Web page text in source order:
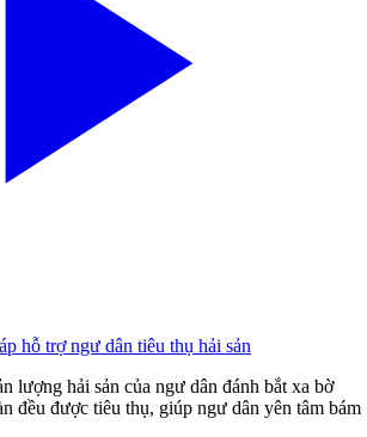
hỗ trợ ngư dân tiêu thụ hải sản
lượng hải sản của ngư dân đánh bắt xa bờ
đều được tiêu thụ, giúp ngư dân yên tâm bám